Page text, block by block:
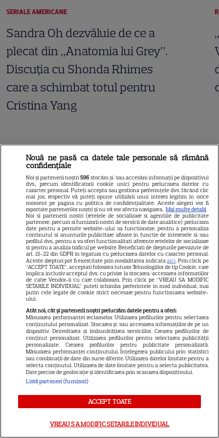
SERIALE AMERICANE
Sandra Oh dezvăluie de ce a
plecat din „Anatomia lui Grey”.
Discuția cu Shonda Rhimes
care a schimbat totul pentru
Cristina Yang
ARTICOLE PARTENERI
Horoscop Urania | Previziuni
astrologice pentru perioada 1 –
7 august 2026. Venus va intra
în zodia Balanței
Ulei de perilla – ce este și ce
beneficii are
Postul Sfintei Mării – Postul
Adormirii Maicii Domnului. Ce
se mănâncă în post
Nouă ne pasă ca datele tale personale să rămână
confidențiale
Noi și partenerii noștri596 stocăm și/sau accesăm informații pe dispozitivul
dvs., precum identificatorii cookie unici pentru prelucrarea datelor cu
caracter personal. Puteți accepta sau gestiona preferințele dvs. făcând clic
mai jos, respectiv vă puteți opune utilizării unui interes legitim în orice
moment pe pagina cu politica de confidențialitate. Aceste alegeri vor fi
raportate partenerilor noștri și nu vă vor afecta navigarea. Mai multe detalii
Noi si partenerii nostri (retelele de socializare si agentiile de publicitate
partenere, precum si furnizorii nostri de servicii de date analitice) prelucram
date pentru a permite website-ului sa functioneze, pentru a personaliza
continutul si anunturile publicitare afisate in functie de interesele si/sau
profilul dvs., pentru a va oferi functionalitati aferente retelelor de socializare
si pentru a analiza traficul pe website. Beneficiati de drepturile prevazute de
art. 15-22 din GDPR in legatura cu prelucrarea datelor cu caracter personal.
Aceste drepturi pot fi exercitate prin modalitatea indicataaici. Prin click pe
“ACCEPT TOATE”, acceptati folosirea tuturor Tehnologiilor de tip Cookie, care
implica inclusiv acceptul dvs. cu privire la stocarea/accesarea informatiilor
de catre Vendor-ii cu care colaboram. Prin click pe “VREAU SA MODIFIC
SETARILE INDIVIDUAL” puteti schimba preferintele in mod individual, mai
putin cele legate de cookie strict necesare pentru functionarea website-
ului.
Atât noi, cât și partenerii noștri prelucrăm datele pentru a oferi:
Măsurarea performanței reclamelor. Utilizarea profilurilor pentru selectarea
conținutului personalizat. Stocarea și/sau accesarea informațiilor de pe un
dispozitiv. Dezvoltarea și îmbunătățirea serviciilor. Crearea profilurilor de
conținut personalizat. Utilizarea profilurilor pentru selectarea publicității
personalizate. Crearea profilurilor pentru publicitate personalizată.
Măsurarea performanței conținutului. Înțelegerea publicului prin statistici
sau combinații de date din surse diferite. Utilizarea datelor limitate pentru a
selecta conținutul. Utilizarea de date limitate pentru a selecta publicitatea.
Date precise de geolocație și identificarea prin scanarea dispozitivului.
Listă parteneri (furnizori)
ACCEPT TOATE
VREAU SA MODIFIC SETARILE INDIVIDUAL